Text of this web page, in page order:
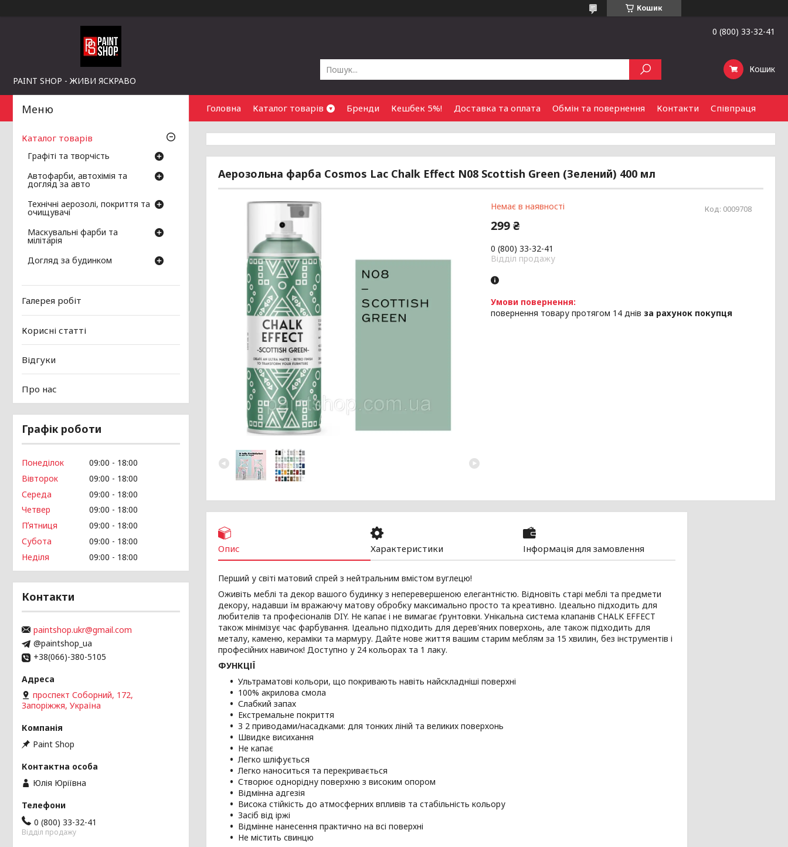
Кошик
PAINT SHOP - ЖИВИ ЯСКРАВО
0 (800) 33-32-41
Кошик
Головна Каталог товарів Бренди Кешбек 5%! Доставка та оплата Обмін та повернення Контакти Співпраця
Аерозольна фарба Cosmos Lac Chalk Effect N08 Scottish Green (Зелений) 400 мл
Немає в наявності Код: 0009708
299 ₴
0 (800) 33-32-41
Відділ продажу
повернення товару протягом 14 днів за рахунок покупця
Опис Характеристики Інформація для замовлення
Перший у світі матовий спрей з нейтральним вмістом вуглецю!
Оживіть меблі та декор вашого будинку з неперевершеною елегантністю. Відновіть старі меблі та предмети
декору, надавши їм вражаючу матову обробку максимально просто та креативно. Ідеально підходить для
любителів та професіоналів DIY. Не капає і не вимагає ґрунтовки. Унікальна система клапанів CHALK EFFECT
також мінімізує час фарбування. Ідеально підходить для дерев'яних поверхонь, але також підходить для
металу, каменю, кераміки та мармуру. Дайте нове життя вашим старим меблям за 15 хвилин, без інструментів і
професійних навичок! Доступно у 24 кольорах та 1 лаку.
ФУНКЦІЇ
Ультраматові кольори, що покривають навіть найскладніші поверхні
100% акрилова смола
Слабкий запах
Екстремальне покриття
З 2 приводами/насадками: для тонких ліній та великих поверхонь
Швидке висихання
Не капає
Легко шліфується
Легко наноситься та перекривається
Створює однорідну поверхню з високим опором
Відмінна адгезія
Висока стійкість до атмосферних впливів та стабільність кольору
Засіб від іржі
Відмінне нанесення практично на всі поверхні
Не містить свинцю
Каталог товарів
Графіті та творчість
Автофарби, автохімія та
догляд за авто
Технічні аерозолі, покриття та
очищувачі
Маскувальні фарби та
мілітарія
Догляд за будинком
Галерея робіт
Корисні статті
Відгуки
Про нас
Графік роботи
Понеділок 09:00
18:00
Вівторок
09:00
18:00
Середа
09:00
18:00
Четвер
09:00
18:00
Пʼятниця
09:00
18:00
Субота
09:00
18:00
Неділя
09:00 18:00
Контакти
paintshop.ukr@gmail.com
@paintshop_ua
+38(066)-380-5105
проспект Соборний, 172,
Запоріжжя, Україна
Paint Shop
Юлія Юріївна
0 (800) 33-32-41
Відділ продажу